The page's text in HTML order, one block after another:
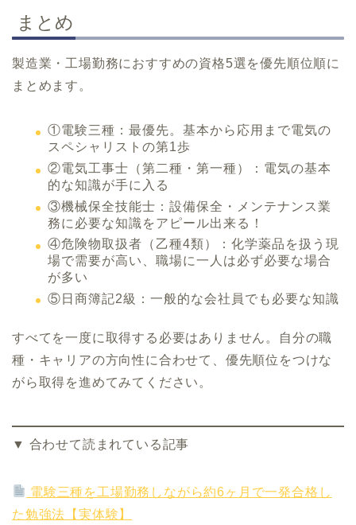
まとめ
製造業・工場勤務におすすめの資格5選を優先順位順に
まとめます。
①電験三種：最優先。基本から応用まで電気の
スペシャリストの第1歩
②電気工事士（第二種・第一種）：電気の基本
的な知識が手に入る
③機械保全技能士：設備保全・メンテナンス業
務に必要な知識をアピール出来る！
④危険物取扱者（乙種4類）：化学薬品を扱う現
場で需要が高い、職場に一人は必ず必要な場合
が多い
⑤日商簿記2級：一般的な会社員でも必要な知識
すべてを一度に取得する必要はありません。自分の職
種・キャリアの方向性に合わせて、優先順位をつけな
がら取得を進めてみてください。
▼ 合わせて読まれている記事
電験三種を工場勤務しながら約6ヶ月で一発合格し
た勉強法【実体験】